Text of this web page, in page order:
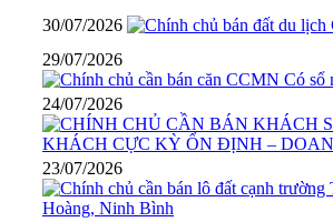
30/07/2026
29/07/2026
24/07/2026
23/07/2026